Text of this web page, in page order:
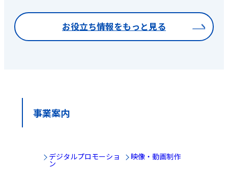
お役立ち情報をもっと見る
事業案内
デジタルプロモーショ
ン
映像・動画制作